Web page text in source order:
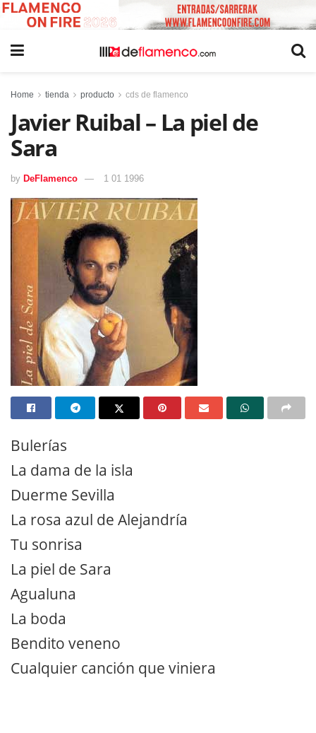
Home tienda producto cds de flamenco
Javier Ruibal – La piel de
Sara
by DeFlamenco 1 01 1996
Bulerías
La dama de la isla
Duerme Sevilla
La rosa azul de Alejandría
Tu sonrisa
La piel de Sara
Agualuna
La boda
Bendito veneno
Cualquier canción que viniera